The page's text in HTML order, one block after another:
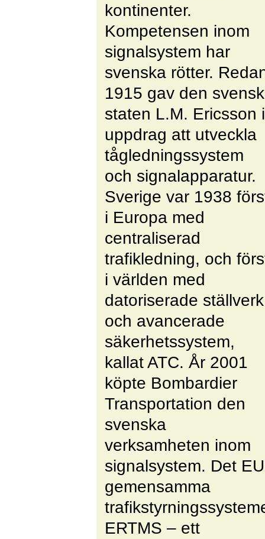
kontinenter.
Kompetensen inom
signalsystem har
svenska rötter.
1915 gav den
staten L.M. Ericsson i
uppdrag att utveckla
tågledningssystem
och signalapparatur.
Sverige var 1938
i Europa med
centraliserad
trafikledning, och
i världen med
datoriserade ställverk
och avancerade
säkerhetssystem,
kallat ATC. År 2001
köpte Bombardier
Transportation den
svenska
verksamheten inom
signalsystem. Det
gemensamma
ERTMS – ett